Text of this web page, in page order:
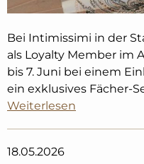
Bei Intimissimi in der
als Loyalty Member im
bis 7. Juni bei einem
ein exklusives Fächer-
Weiterlesen
18.05.2026